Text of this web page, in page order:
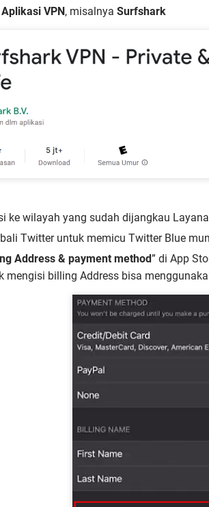
Aplikasi VPN , misalnya Surfshark
ke wilayah yang sudah dijangkau
Twitter untuk memicu Twitter Blue
Address & payment method” di App
mengisi billing Address bisa